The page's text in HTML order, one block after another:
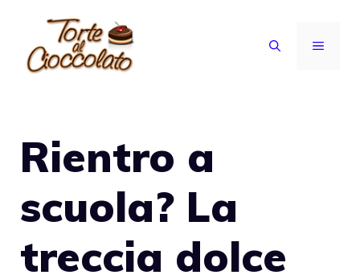
contenuto
MENU
Rientro a
scuola? La
treccia dolce